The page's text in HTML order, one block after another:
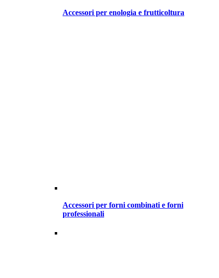
Accessori per enologia e frutticoltura
Accessori per forni combinati e forni
professionali